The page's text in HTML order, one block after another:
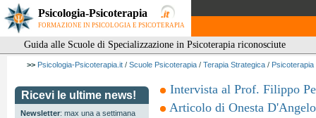
Psicologia-Psicoterapia
FORMAZIONE IN PSICOLOGIA E PSICOTERAPIA
Guida alle Scuole di Specializzazione in Psicoterapia riconosciute
>> Psicologia-Psicoterapia.it/ Scuole Psicoterapia/ Terapia Strategica/
Ricevi le ultime news!
Newsletter: max una a settimana
Intervista al Prof. Filippo
Articolo di Onesta